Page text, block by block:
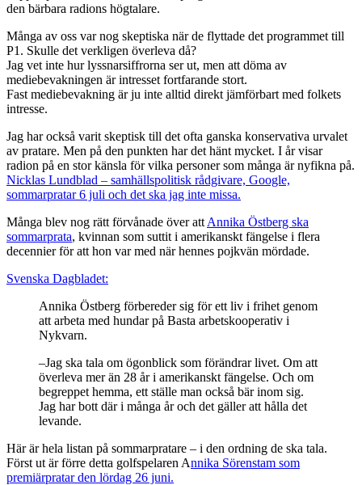
den bärbara radions högtalare.
Många av oss var nog skeptiska när de flyttade det programmet till
P1. Skulle det verkligen överleva då?
Jag vet inte hur lyssnarsiffrorna ser ut, men att döma av
mediebevakningen är intresset fortfarande stort.
Fast mediebevakning är ju inte alltid direkt jämförbart med folkets
intresse.
Jag har också varit skeptisk till det ofta ganska konservativa urvalet
av pratare. Men på den punkten har det hänt mycket. I år visar
radion på en stor känsla för vilka personer som många är nyfikna på.
Nicklas Lundblad – samhällspolitisk rådgivare, Google,
sommarpratar 6 juli och det ska jag inte missa.
Många blev nog rätt förvånade över att Annika Östberg ska
sommarprata, kvinnan som suttit i amerikanskt fängelse i flera
decennier för att hon var med när hennes pojkvän mördade.
Svenska Dagbladet:
Annika Östberg förbereder sig för ett liv i frihet genom
att arbeta med hundar på Basta arbetskooperativ i
Nykvarn.
–Jag ska tala om ögonblick som förändrar livet. Om att
överleva mer än 28 år i amerikanskt fängelse. Och om
begreppet hemma, ett ställe man också bär inom sig.
Jag har bott där i många år och det gäller att hålla det
levande.
Här är hela listan på sommarpratare – i den ordning de ska tala.
Först ut är förre detta golfspelaren Annika Sörenstam som
premiärpratar den lördag 26 juni.